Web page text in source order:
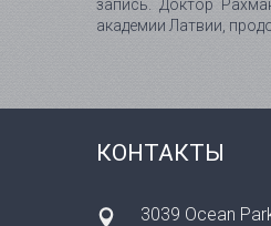
запись. Доктор
академии Латвии,
КОНТАКТЫ
3039 Ocean